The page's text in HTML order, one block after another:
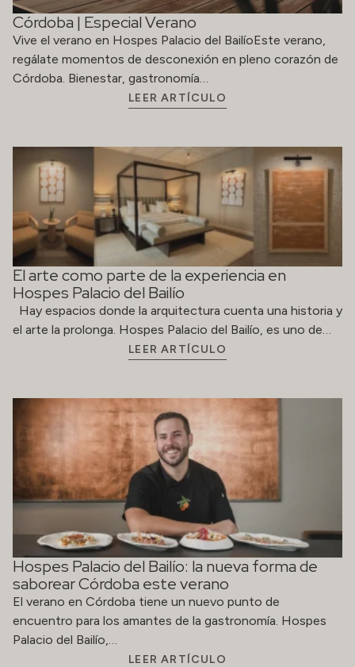
Córdoba | Especial Verano
Vive el verano en Hospes Palacio del BailíoEste verano,
regálate momentos de desconexión en pleno corazón de
Córdoba. Bienestar, gastronomía…
LEER ARTÍCULO
El arte como parte de la experiencia en
Hospes Palacio del Bailío
Hay espacios donde la arquitectura cuenta una historia y
el arte la prolonga. Hospes Palacio del Bailío, es uno de…
LEER ARTÍCULO
Hospes Palacio del Bailío: la nueva forma de
saborear Córdoba este verano
El verano en Córdoba tiene un nuevo punto de
encuentro para los amantes de la gastronomía. Hospes
Palacio del Bailío,…
LEER ARTÍCULO